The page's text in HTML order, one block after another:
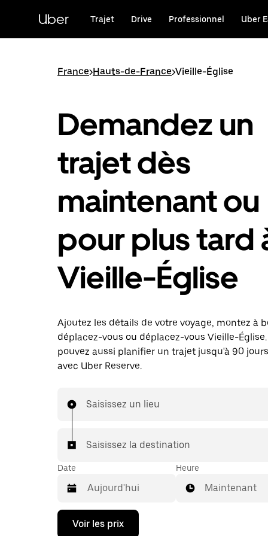
principal
Uber Trajet Drive Professionnel Uber
France>Hauts-de-France>Vieille-Église
Demandez un
trajet dès
maintenant ou
pour plus tard
Vieille-Église
Ajoutez les détails de votre voyage, montez à
déplacez-vous ou déplacez-vous Vieille-Église.
pouvez aussi planifier un trajet jusqu'à 90
avec Uber Reserve.
Saisissez un lieu
Saisissez la destination
Date
Appuyez
Heure
Maintenant
Voir les prix